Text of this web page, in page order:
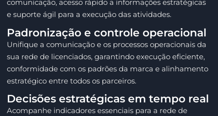
comunicação, acesso rápido a informações estratégicas
e suporte ágil para a execução das atividades.
Padronização e controle operacional
Unifique a comunicação e os processos operacionais da
sua rede de licenciados, garantindo execução eficiente,
conformidade com os padrões da marca e alinhamento
estratégico entre todos os parceiros.
Decisões estratégicas em tempo real
Acompanhe indicadores essenciais para a rede de